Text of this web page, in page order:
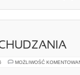
MOŻLIWOŚĆ